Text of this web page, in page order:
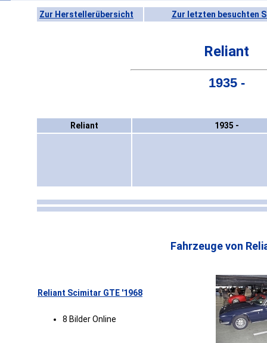
Zur Herstellerübersicht Zur letzten besuchten
Reliant
1935 -
Reliant 1935 -
Fahrzeuge von
Reliant Scimitar GTE '1968
8 Bilder Online